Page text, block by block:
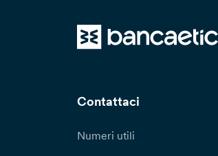
Contattaci
Numeri utili